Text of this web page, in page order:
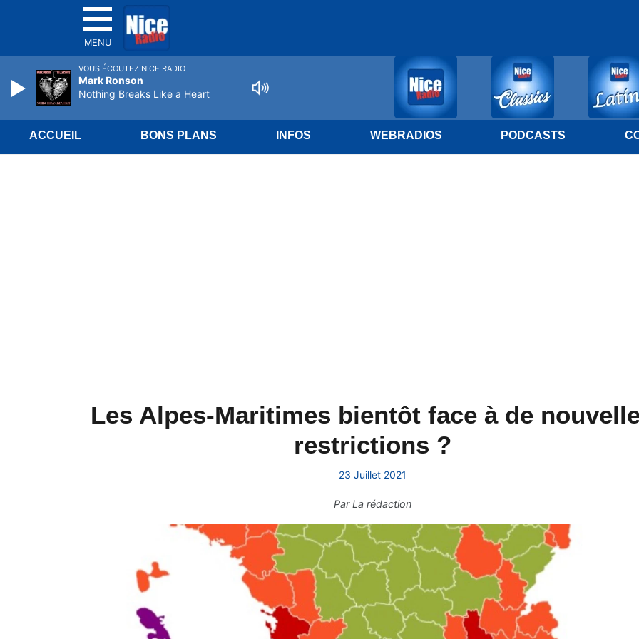
MENU
ACCUEIL BONS PLANS INFOS WEBRADIOS PODCASTS
Les Alpes-Maritimes bientôt face à de
restrictions ?
23 Juillet 2021
ParLa rédaction
VOUS ÉCOUTEZ NICE RADIO
Mark Ronson
Nothing Breaks Like a Heart